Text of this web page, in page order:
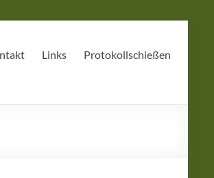
Links Protokollschießen